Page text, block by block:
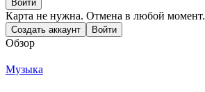
Войти
Карта не нужна. Отмена в любой момент.
Создать аккаунт Войти
Обзор
Музыка